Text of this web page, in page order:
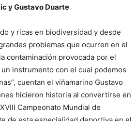
y Gustavo Duarte
y ricas en biodiversidad y desde
problemas que ocurren en el
contaminación provocada por el
instrumento con el cual podemos
cuentan el viñamarino Gustavo
hicieron historia al convertirse en
Campeonato Mundial de